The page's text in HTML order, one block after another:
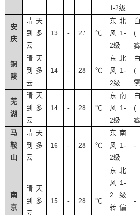
1-2级
安
庆
晴天
到多
云
13 - 27 ℃
东北
风 1-
2级
(
雾
铜
陵
晴天
到多
云
14 - 28 ℃
东北
风 1-
2级
(
雾
芜
湖
晴天
到多
云
14 - 28 ℃
东南
风 1-
2级
(
雾
马
鞍
山
晴天
到多
云
16 - 28 ℃
东南
风 1-
2级
-
南
京
晴天
到多
云
15 - 28 ℃
东北
风 1-
2 级
转偏
-